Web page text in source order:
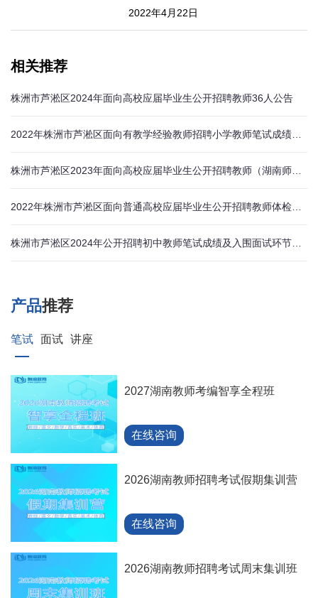
2022年4月22日
相关推荐
株洲市芦淞区2024年面向高校应届毕业生公开招聘教师36人公告
产品推荐
笔试 面试 讲座
2027湖南教师考编智享全程班
在线咨询
2026湖南教师招聘考试假期集训营
在线咨询
2026湖南教师招聘考试周末集训班